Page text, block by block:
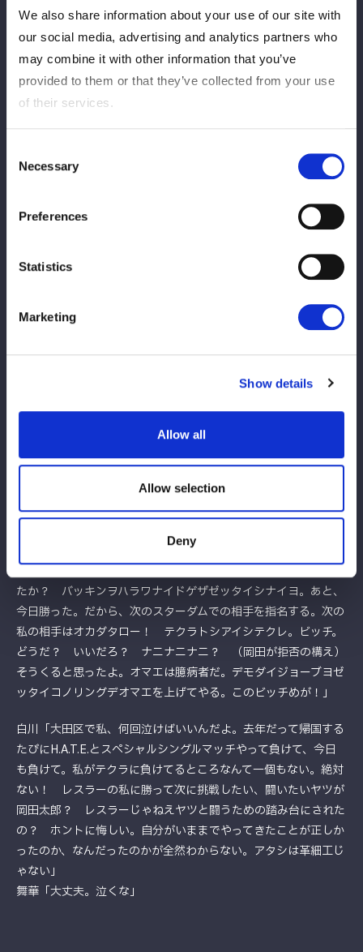
We also share information about your use of our site with
our social media, advertising and analytics partners who
may combine it with other information that you’ve
provided to them or that they’ve collected from your use
of their services.
Selection
Necessary
Preferences
Statistics
Marketing
Show details
Allow all
Allow selection
Deny
ック、ネックブリーカードロップ、場外に出たテクラにプランチ
ャで飛ぶ。白川の突進にテクラがバケツで殴打。さらにバケツを
頭に被せて蹴り上げ、鉄柱にも叩きつける。リングに戻すと、テ
クラが鎌固め、インディアンデスロック、バズソーキック。白川
が返すと、カウンターでヒザへのドロップキック。４の字狙いを
白川をテクラが丸め込む。テクラがエプロンに出て蹴りをかわし
ダイブ。白川が延髄斬り、ローリングエルボー、コーナーからＤ
ＤＴ。テクラが返すと、白川はコーナーへ。テクラも上がり、雪
モデスドロップ狙い。白川が切り返してエルボー連打、バックキ
ドロップ狙い。白川が切り返して足４の字固め。テクラがなんと
かエスケープ。白川はコーナーからのスリングブレイドも２カウ
字固め。そこにＨ.Ａ.Ｔ.Ｅ.が乱入。琉悪夏に白川がラリアット、
ナツコを排除し、テクラにバックブロー。インプラントＤＤＴ。
テクラが返すと、白川はグラマラスドライバーの構え。テクラが
撃の連打、「終わりだ！」とグラマラス狙い。テクラが「モーイ
イヨ。アイアポロジャイズ、ドゲザスル」とアピール。背後から
桃がバットで殴打。テクラがバットを手に「オカダチャトミテ」
スドロップ。３カウントが入りテクラが勝利した。
テクラ「アリガトゴザイマス。オイスケベタチ。今日の試合を見
たか？ バッキンヲハラワナイドゲザゼッタイシナイヨ。あと、
今日勝った。だから、次のスターダムでの相手を指名する。次の
私の相手はオカダタロー！ テクラトシアイシテクレ。ビッチ。
どうだ？ いいだろ？ ナニナニナニ？ （岡田が拒否の構え）
そうくると思ったよ。オマエは臆病者だ。デモダイジョーブヨゼ
ッタイコノリングデオマエを上げてやる。このビッチめが！」
白川「大田区で私、何回泣けばいいんだよ。去年だって帰国する
たびにH.A.T.E.とスペシャルシングルマッチやって負けて、今日
も負けて。私がテクラに負けてるところなんて一個もない。絶対
ない！ レスラーの私に勝って次に挑戦したい、闘いたいヤツが
岡田太郎？ レスラーじゃねえヤツと闘うための踏み台にされた
の？ ホントに悔しい。自分がいままでやってきたことが正しか
ったのか、なんだったのかが全然わからない。アタシは革細工じ
ゃない」
舞華「大丈夫。泣くな」